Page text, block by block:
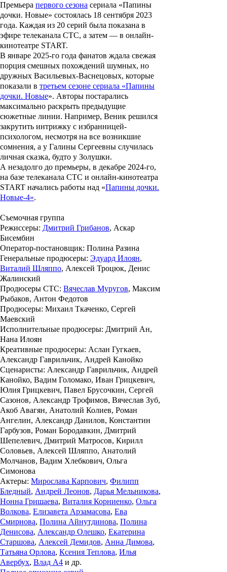
Премьера первого сезона сериала «Папины
дочки. Новые» состоялась 18 сентября 2023
года. Каждая из 20 серий была показана в
эфире телеканала СТС, а затем — в онлайн-
кинотеатре START.
В январе 2025-го года фанатов ждала свежая
порция смешных похождений шумных, но
дружных Васильевых-Васнецовых, которые
показали в третьем сезоне сериала «Папины
дочки. Новые». Авторы постарались
максимально раскрыть предыдущие
сюжетные линии. Например, Веник решился
закрутить интрижку с избранницей-
психологом, несмотря на все возникшие
сомнения, а у Галины Сергеевны случилась
личная сказка, будто у Золушки.
А незадолго до премьеры, в декабре 2024-го,
на базе телеканала СТС и онлайн-кинотеатра
START начались работы над «Папины дочки.
Новые-4».
Съемочная группа
Режиссеры: Дмитрий Грибанов, Аскар
Бисембин
Оператор-постановщик: Полина Разина
Генеральные продюсеры: Эдуард Илоян,
Виталий Шляппо, Алексей Троцюк, Денис
Жалинский
Продюсеры СТС: Вячеслав Муругов, Максим
Рыбаков, Антон Федотов
Продюсеры: Михаил Ткаченко, Сергей
Маевский
Исполнительные продюсеры: Дмитрий Ан,
Нана Илоян
Креативные продюсеры: Аслан Гугкаев,
Александр Гаврильчик, Андрей Канойко
Сценаристы: Александр Гаврильчик, Андрей
Канойко, Вадим Голомако, Иван Грицкевич,
Юлия Грицкевич, Павел Брусочкин, Сергей
Сазонов, Александр Трофимов, Вячеслав Зуб,
Акоб Авагян, Анатолий Колиев, Роман
Ангелин, Александр Данилов, Константин
Гарбузов, Роман Бородавкин, Дмитрий
Шепелевич, Дмитрий Матросов, Кирилл
Соловьев, Алексей Шляппо, Анатолий
Молчанов, Вадим Хлебкович, Ольга
Симонова
Актеры: Мирослава Карпович, Филипп
Бледный, Андрей Леонов, Дарья Мельникова,
Нонна Гришаева, Виталия Корниенко, Ольга
Волкова, Елизавета Арзамасова, Ева
Смирнова, Полина Айнутдинова, Полина
Денисова, Александр Олешко, Екатерина
Старшова, Алексей Демидов, Анна Димова,
Татьяна Орлова, Ксения Теплова, Илья
Авербух, Влад А4 и др.